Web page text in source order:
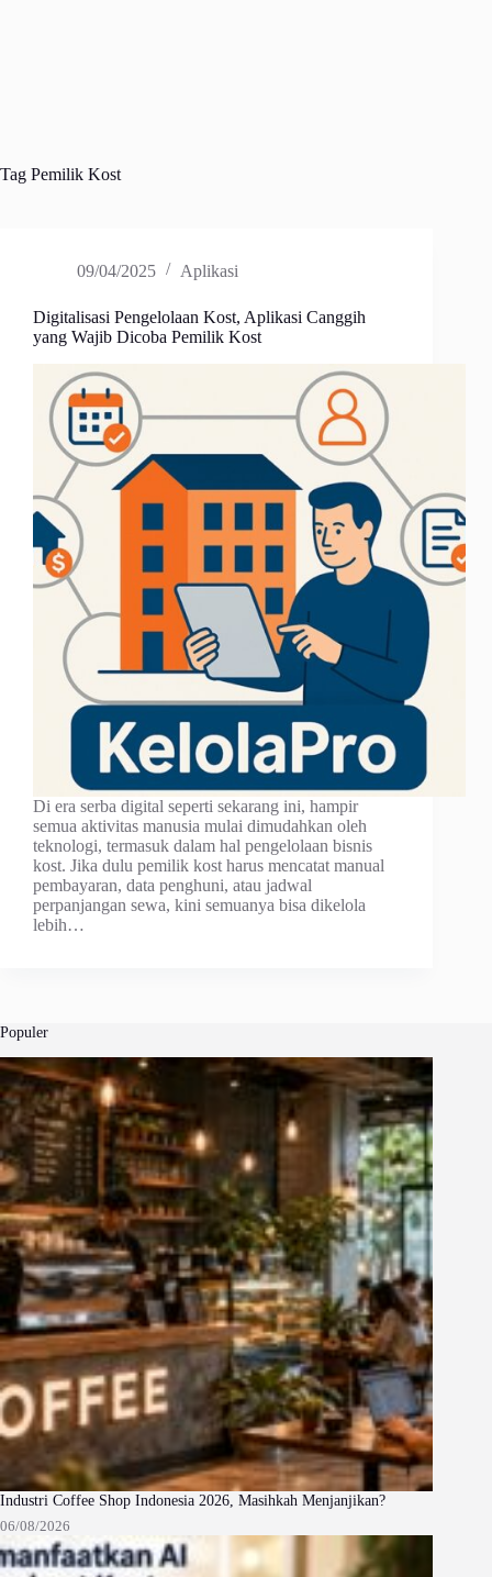
Tag Pemilik Kost
09/04/2025 Aplikasi
Digitalisasi Pengelolaan Kost, Aplikasi Canggih
yang Wajib Dicoba Pemilik Kost
Di era serba digital seperti sekarang ini, hampir
semua aktivitas manusia mulai dimudahkan oleh
teknologi, termasuk dalam hal pengelolaan bisnis
kost. Jika dulu pemilik kost harus mencatat manual
pembayaran, data penghuni, atau jadwal
perpanjangan sewa, kini semuanya bisa dikelola
lebih…
Populer
Industri Coffee Shop Indonesia 2026, Masihkah Menjanjikan?
06/08/2026